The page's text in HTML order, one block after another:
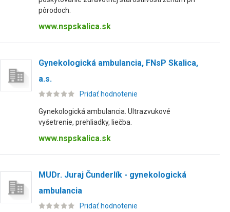
pôrodoch.
www.nspskalica.sk
Gynekologická ambulancia, FNsP Skalica,
a.s.
Pridať hodnotenie
Gynekologická ambulancia. Ultrazvukové
vyšetrenie, prehliadky, liečba.
www.nspskalica.sk
MUDr. Juraj Čunderlík - gynekologická
ambulancia
Pridať hodnotenie